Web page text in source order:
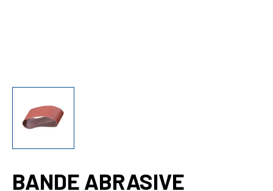
BANDE ABRASIVE